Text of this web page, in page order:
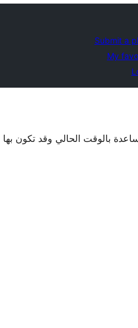
Submit a
My
بالوقت الحالي وقد تكون